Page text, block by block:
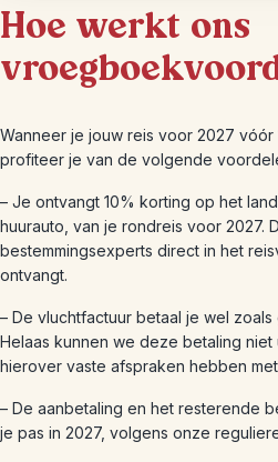
Hoe werkt ons
Wanneer je jouw reis voor 2027 vóór
profiteer je van de volgende
– Je ontvangt 10% korting op het
huurauto, van je rondreis voor 2027.
bestemmingsexperts direct in het
ontvangt.
– De vluchtfactuur betaal je wel
Helaas kunnen we deze betaling niet
hierover vaste afspraken hebben
– De aanbetaling en het resterende
je pas in 2027, volgens onze